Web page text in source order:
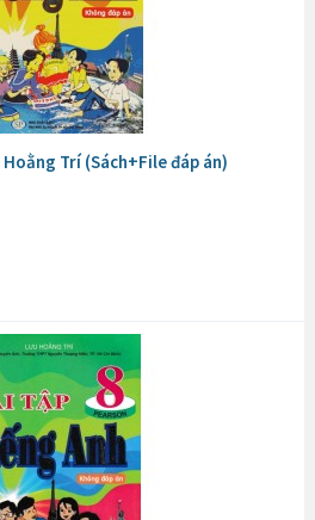
Trí (Sách+File đáp án)